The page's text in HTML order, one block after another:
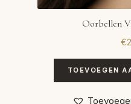
Oorbellen
€
TOEVOEGEN